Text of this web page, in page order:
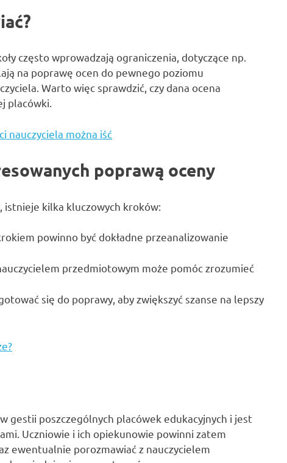
często wprowadzają ograniczenia, dotyczące np.
na poprawę ocen do pewnego poziomu
Warto więc sprawdzić, czy dana ocena
placówki.
nauczyciela można iść
poprawą oceny
istnieje kilka kluczowych kroków:
powinno być dokładne przeanalizowanie
przedmiotowym może pomóc zrozumieć
się do poprawy, aby zwiększyć szanse na lepszy
gestii poszczególnych placówek edukacyjnych i jest
Uczniowie i ich opiekunowie powinni zatem
ewentualnie porozmawiać z nauczycielem